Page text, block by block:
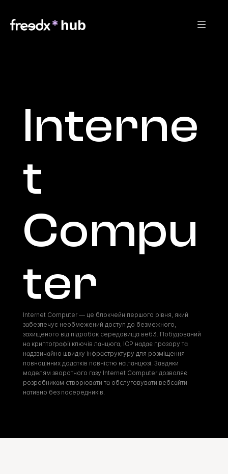
Interne
t
Compu
ter
Internet Computer — це блокчейн першого рівня, який
забезпечує необмежений доступ до безмежного,
захищеного від підробок середовища веб3. Побудований
на криптографії ключів ланцюга, ICP надає прозору та
надзвичайно швидку інфраструктуру для розміщення
повноцінних додатків повністю на ланцюзі. Завдяки
моделям зворотного газу Internet Computer дозволяє
розробникам створювати та обслуговувати вебсайти
нативно без посередників.